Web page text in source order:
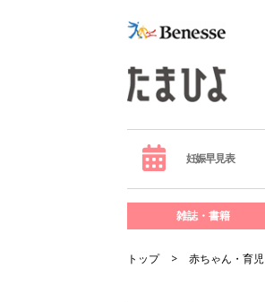
妊娠早見表
雑誌・書籍
トップ 赤ちゃん・育児